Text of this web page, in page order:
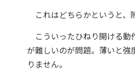
これはどちらかというと、
こういったひねり開ける動
が難しいのが問題。薄いと
りません。